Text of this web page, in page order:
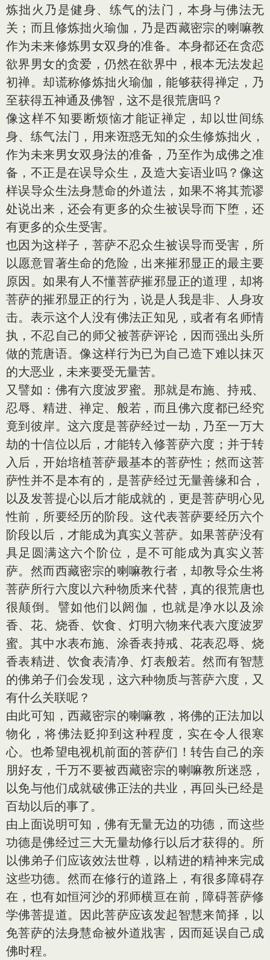
炼拙火乃是健身、练气的法门，本身与佛法无
关；而且修炼拙火瑜伽，乃是西藏密宗的喇嘛教
作为未来修炼男女双身的准备。本身都还在贪恋
欲界男女的贪爱，仍然在欲界中，根本无法发起
初禅。却谎称修炼拙火瑜伽，能够获得禅定，乃
至获得五神通及佛智，这不是很荒唐吗？
像这样不知要断烦恼才能证禅定，却以世间练
身、练气法门，用来诳惑无知的众生修炼拙火，
作为未来男女双身法的准备，乃至作为成佛之准
备，不正是在误导众生，及造大妄语业吗？像这
样误导众生法身慧命的外道法，如果不将其荒谬
处说出来，还会有更多的众生被误导而下堕，还
有更多的众生受害。
也因为这样子，菩萨不忍众生被误导而受害，所
以愿意冒著生命的危险，出来摧邪显正的最主要
原因。如果有人不懂菩萨摧邪显正的道理，却将
菩萨的摧邪显正的行为，说是人我是非、人身攻
击。表示这个人没有佛法正知见，或者有名师情
执，不忍自己的师父被菩萨评论，因而强出头所
做的荒唐语。像这样行为已为自己造下难以抹灭
的大恶业，未来要受无量苦。
又譬如：佛有六度波罗蜜。那就是布施、持戒、
忍辱、精进、禅定、般若，而且佛六度都已经究
竟到彼岸。这六度是菩萨经过一劫，乃至一万大
劫的十信位以后，才能转入修菩萨六度；并于转
入后，开始培植菩萨最基本的菩萨性；然而这菩
萨性并不是本有的，是菩萨经过无量善缘和合，
以及发菩提心以后才能成就的，更是菩萨明心见
性前，所要经历的阶段。这代表菩萨要经历六个
阶段以后，才能成为真实义菩萨。如果菩萨没有
具足圆满这六个阶位，是不可能成为真实义菩
萨。然而西藏密宗的喇嘛教行者，却教导众生将
菩萨所行六度以六种物质来代替，真的很荒唐也
很颠倒。譬如他们以阏伽，也就是净水以及涂
香、花、烧香、饮食、灯明六物来代表六度波罗
蜜。其中水表布施、涂香表持戒、花表忍辱、烧
香表精进、饮食表清净、灯表般若。然而有智慧
的佛弟子们会发现，这六种物质与菩萨六度，又
有什么关联呢？
由此可知，西藏密宗的喇嘛教，将佛的正法加以
物化，将佛法贬抑到这种程度，实在令人很寒
心。也希望电视机前面的菩萨们！转告自己的亲
朋好友，千万不要被西藏密宗的喇嘛教所迷惑，
以免与他们成就破佛正法的共业，再回头已经是
百劫以后的事了。
由上面说明可知，佛有无量无边的功德，而这些
功德是佛经过三大无量劫修行以后才获得的。所
以佛弟子们应该效法世尊，以精进的精神来完成
这些功德。然而在修行的道路上，有很多障碍存
在，也有如恒河沙的邪师横亘在前，障碍菩萨修
学佛菩提道。因此菩萨应该发起智慧来简择，以
免菩萨的法身慧命被外道戕害，因而延误自己成
佛时程。